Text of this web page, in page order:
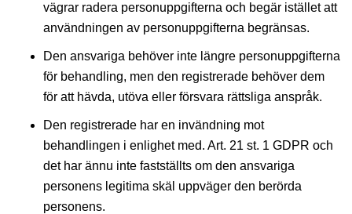
vägrar radera personuppgifterna och begär istället att
användningen av personuppgifterna begränsas.
Den ansvariga behöver inte längre personuppgifterna
för behandling, men den registrerade behöver dem
för att hävda, utöva eller försvara rättsliga anspråk.
Den registrerade har en invändning mot
behandlingen i enlighet med. Art. 21 st. 1 GDPR och
det har ännu inte fastställts om den ansvariga
personens legitima skäl uppväger den berörda
personens.